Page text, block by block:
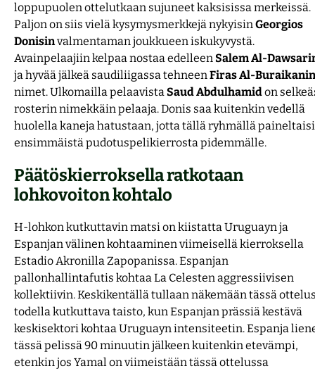
loppupuolen ottelutkaan sujuneet kaksisissa merkeissä.
Paljon on siis vielä kysymysmerkkejä nykyisinGeorgios
Donisinvalmentaman joukkueen iskukyvystä.
Avainpelaajiin kelpaa nostaa edelleen Salem Al-
ja hyvää jälkeä saudiliigassa tehneenFiras Al-Buraikanin
nimet. Ulkomailla pelaavista Saud Abdulhamidon
rosterin nimekkäin pelaaja. Donis saa kuitenkin vedellä
huolella kaneja hatustaan, jotta tällä ryhmällä
ensimmäistä pudotuspelikierrosta pidemmälle.
Päätöskierroksella ratkotaan
lohkovoiton kohtalo
H-lohkon kutkuttavin matsi on kiistatta Uruguayn ja
Espanjan välinen kohtaaminen viimeisellä kierroksella
Estadio Akronilla Zapopanissa. Espanjan
pallonhallintafutis kohtaa La Celesten aggressiivisen
kollektiivin. Keskikentällä tullaan näkemään tässä
todella kutkuttava taisto, kun Espanjan prässiä kestävä
keskisektori kohtaa Uruguayn intensiteetin. Espanja
tässä pelissä 90 minuutin jälkeen kuitenkin etevämpi,
etenkin jos Yamal on viimeistään tässä ottelussa